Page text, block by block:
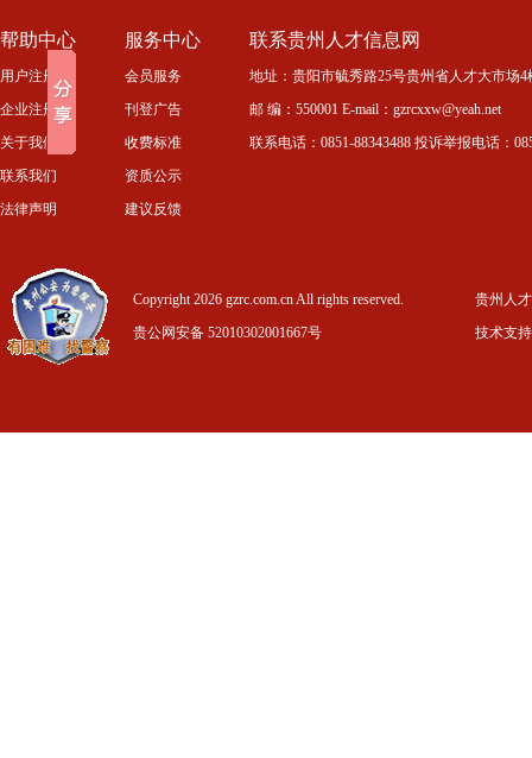
帮助中心
用户注册
企业注册
关于我们
联系我们
法律声明
服务中心
会员服务
刊登广告
收费标准
资质公示
建议反馈
联系贵州人才信息网
地址：贵阳市毓秀路25号贵州省人才大市场
邮 编：550001 E-mail：gzrcxxw@yeah.net
联系电话：0851-88343488 投诉举报电话：
Copyright 2026 gzrc.com.cn All rights reserved.
贵公网安备 52010302001667号
贵州人
技术支